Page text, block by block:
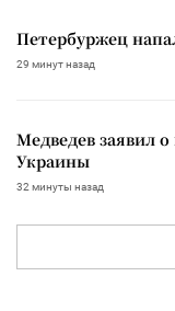
Петербуржец
29 минут назад
Медведев заявил
Украины
32 минуты назад